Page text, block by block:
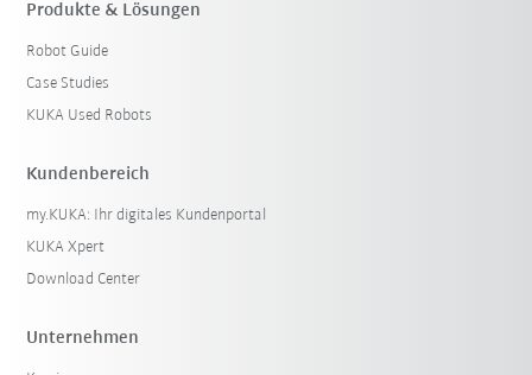
Produkte & Lösungen
Robot Guide
Case Studies
KUKA Used Robots
Kundenbereich
my.KUKA: Ihr digitales Kundenportal
KUKA Xpert
Download Center
Unternehmen